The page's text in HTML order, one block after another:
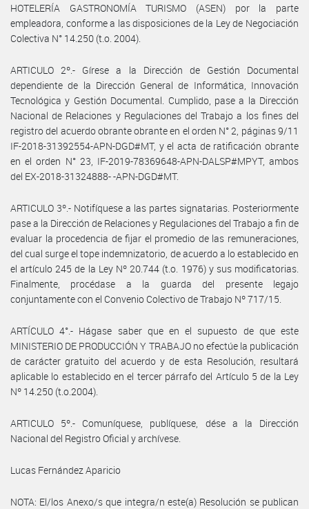
HOTELERÍA GASTRONOMÍA TURISMO (ASEN) por la parte
empleadora, conforme a las disposiciones de la Ley de Negociación
Colectiva N° 14.250 (t.o. 2004).
ARTICULO 2º.- Gírese a la Dirección de Gestión Documental
dependiente de la Dirección General de Informática, Innovación
Tecnológica y Gestión Documental. Cumplido, pase a la Dirección
Nacional de Relaciones y Regulaciones del Trabajo a los fines del
registro del acuerdo obrante obrante en el orden N° 2, páginas 9/11
IF-2018-31392554-APN-DGD#MT, y el acta de ratificación obrante
en el orden N° 23, IF-2019-78369648-APN-DALSP#MPYT, ambos
del EX-2018-31324888- -APN-DGD#MT.
ARTICULO 3º.- Notifíquese a las partes signatarias. Posteriormente
pase a la Dirección de Relaciones y Regulaciones del Trabajo a fin de
evaluar la procedencia de fijar el promedio de las remuneraciones,
del cual surge el tope indemnizatorio, de acuerdo a lo establecido en
el artículo 245 de la Ley Nº 20.744 (t.o. 1976) y sus modificatorias.
Finalmente, procédase a la guarda del presente legajo
conjuntamente con el Convenio Colectivo de Trabajo Nº 717/15.
ARTÍCULO 4°.- Hágase saber que en el supuesto de que este
MINISTERIO DE PRODUCCIÓN Y TRABAJO no efectúe la publicación
de carácter gratuito del acuerdo y de esta Resolución, resultará
aplicable lo establecido en el tercer párrafo del Artículo 5 de la Ley
Nº 14.250 (t.o.2004).
ARTICULO 5º.- Comuníquese, publíquese, dése a la Dirección
Nacional del Registro Oficial y archívese.
Lucas Fernández Aparicio
NOTA: El/los Anexo/s que integra/n este(a) Resolución se publican